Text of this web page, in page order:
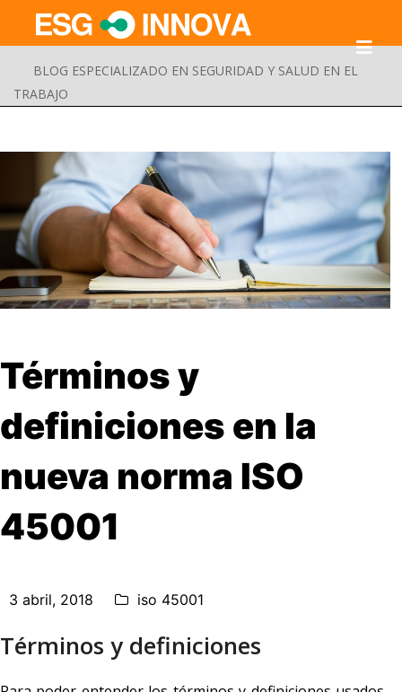
BLOG ESPECIALIZADO EN SEGURIDAD Y SALUD EN EL
TRABAJO
Buscar
Términos y
definiciones en la
nueva norma ISO
45001
3 abril, 2018 iso 45001
Términos y definiciones